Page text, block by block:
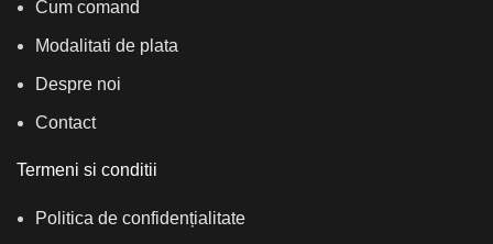
Cum comand
Modalitati de plata
Despre noi
Contact
Termeni si conditii
Politica de confidențialitate